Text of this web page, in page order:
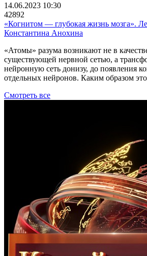
14.06.2023 10:30
42892
«Когнитом ― глубокая жизнь мозга».
Константина Анохина
«Атомы» разума возникают не в
существующей нервной сетью, а
нейронную сеть донизу, до появления
отдельных нейронов. Каким образом
Смотреть все